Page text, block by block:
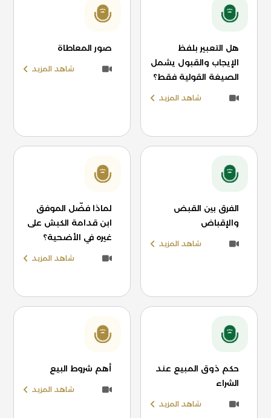
هل التعبير بلفظ
الإيجاب والقبول يشمل
الصيغة القولية فقط؟
شاهد المزيد
صور المعاطاة
شاهد المزيد
الفرق بين القبض
والإقباض
شاهد المزيد
لماذا فضّل الموفق
ابن قدامة الكبش على
غيره في الأضحية؟
شاهد المزيد
حكم ذوق المبيع عند
الشراء
شاهد المزيد
أهم شروط البيع
شاهد المزيد